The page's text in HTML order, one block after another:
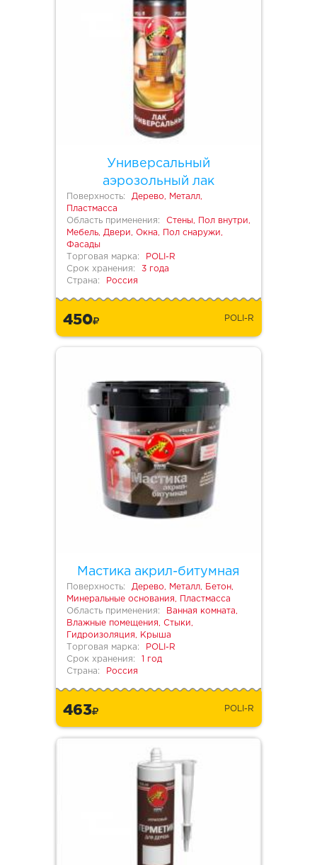
Универсальный
аэрозольный лак
Поверхность:
Дерево, Металл,
Пластмасса
Область применения:
Стены, Пол внутри,
Мебель, Двери, Окна, Пол снаружи,
Фасады
Торговая марка:
POLI-R
Срок хранения:
3 года
Страна:
Россия
450 POLI-R
Мастика акрил-битумная
Поверхность:
Дерево, Металл, Бетон,
Минеральные основания, Пластмасса
Область применения:
Ванная комната,
Влажные помещения, Стыки,
Гидроизоляция, Крыша
Торговая марка:
POLI-R
Срок хранения:
1 год
Страна:
Россия
463 POLI-R